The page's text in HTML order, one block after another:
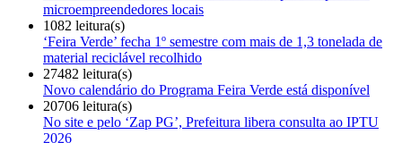
microempreendedores locais
1082 leitura(s)
‘Feira Verde’ fecha 1º semestre com mais de 1,3 tonelada de
material reciclável recolhido
27482 leitura(s)
Novo calendário do Programa Feira Verde está disponível
20706 leitura(s)
No site e pelo ‘Zap PG’, Prefeitura libera consulta ao IPTU
2026